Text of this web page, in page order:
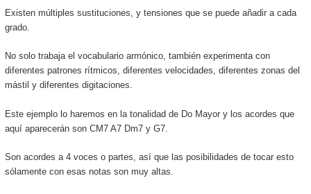
Existen múltiples sustituciones, y tensiones que se puede añadir a cada
grado.
No solo trabaja el vocabulario armónico, también experimenta con
diferentes patrones rítmicos, diferentes velocidades, diferentes zonas del
mástil y diferentes digitaciones.
Este ejemplo lo haremos en la tonalidad de Do Mayor y los acordes que
aquí aparecerán son CM7 A7 Dm7 y G7.
Son acordes a 4 voces o partes, así que las posibilidades de tocar esto
sólamente con esas notas son muy altas.